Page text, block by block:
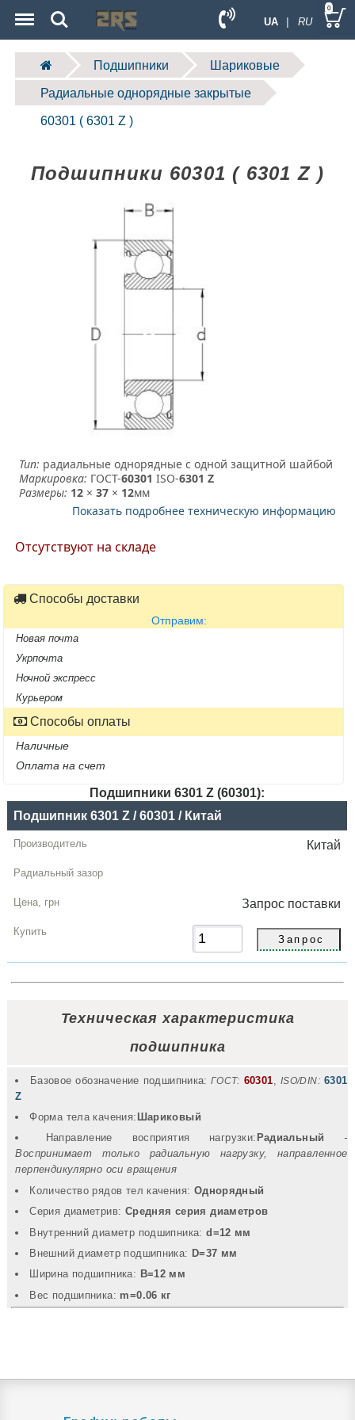
UA | RU
Search 0
Подшипники Шариковые
Радиальные однорядные закрытые
60301 ( 6301 Z )
Подшипники 60301 ( 6301 Z )
Тип: радиальные однорядные с одной защитной шайбой
Маркировка: ГОСТ-60301 ­ ISO-6301 Z
Размеры: 12 ×37 × 12мм
Показать подробнее техническую информацию
Отсутствуют на складе
Способы доставки
Отправим:
Новая почта
Укрпочта
Ночной экспресс
Курьером
Способы оплаты
Наличные
Оплата на счет
Подшипники 6301 Z (60301):
Название
Производитель
Радиальный
грн
Купить
Подшипник 6301 Z / 60301 / Китай
Китай
Запрос поставки
Техническая характеристика
подшипника
Базовое обозначение подшипника: ГОСТ: 60301 ISO/DIN: 6301
Z
Форма тела качения: Шариковый
Направление восприятия нагрузки: Радиальный
-
Воспринимает только радиальную нагрузку, направленное
перпендикулярно оси вращения
Количество рядов тел качения: Однорядный
Серия диаметрив: Средняя серия диаметров
Внутренний диаметр подшипника:d=12 мм
Внешний диаметр подшипника: D=37 мм
Ширина подшипника: B=12 мм
Вec подшипника: m=0.06 кг